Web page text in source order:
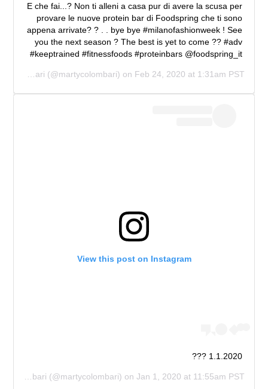
E che fai...? Non ti alleni a casa pur di avere la scusa per
provare le nuove protein bar di Foodspring che ti sono
appena arrivate? ? . . bye bye #milanofashionweek ! See
you the next season ? The best is yet to come ?? #adv
#keeptrained #fitnessfoods #proteinbars @foodspring_it
Martina Colombari (@martycolombari) on Feb 24, 2020 at 1:31am PST
View this post on Instagram
1.1.2020 ???
Martina Colombari (@martycolombari) on Jan 1, 2020 at 11:55am PST